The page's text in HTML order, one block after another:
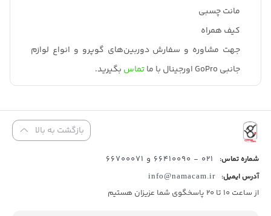
مانت چسبی
کیف همراه
جهت مشاوره و سفارش دوربین‌های گوپرو و انواع لوازم
جانبی GoPro اورجینال با ما
تماس بگیرید.
بازگشت به بالا
شماره تماس: 021 - 66410090 و 66700071
آدرس ایمیل: info@namacam.ir
از ساعت 10 تا 20 پاسخگوی شما عزیزان هستیم